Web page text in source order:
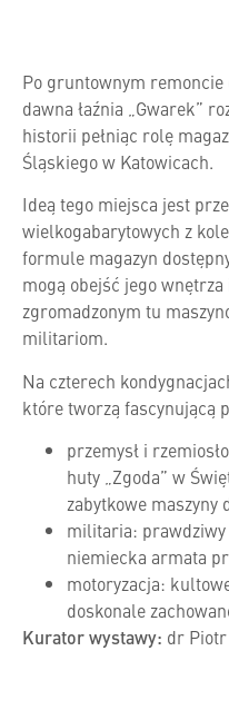
Po gruntownym
dawna łaźnia „Gwarek”
historii pełniąc rolę
Śląskiego w Katowicach.
Ideą tego miejsca jest
wielkogabarytowych z
formule magazyn
mogą obejść jego
zgromadzonym tu
militariom.
Na czterech
które tworzą fascynującą
przemysł i
huty „Zgoda” w
zabytkowe
militaria: prawdziwy
niemiecka armata
motoryzacja:
doskonale
Kurator wystawy: dr